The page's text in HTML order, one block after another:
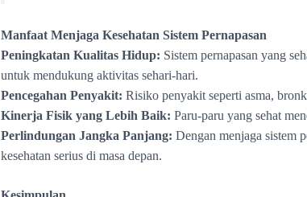
Manfaat Menjaga Kesehatan Sistem Pernapasan
Peningkatan Kualitas Hidup: Sistem pernapasan yang
untuk mendukung aktivitas sehari-hari.
Pencegahan Penyakit: Risiko penyakit seperti asma,
Kinerja Fisik yang Lebih Baik: Paru-paru yang sehat
Perlindungan Jangka Panjang: Dengan menjaga sistem
kesehatan serius di masa depan.